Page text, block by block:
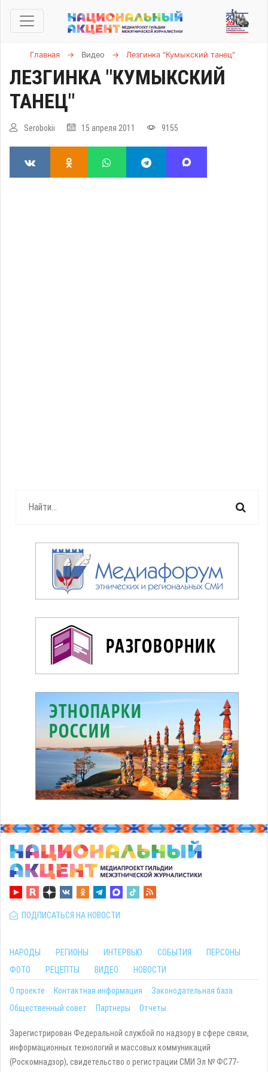
Главная → Видео → Лезгинка "Кумыкский танец"
ЛЕЗГИНКА "КУМЫКСКИЙ
ТАНЕЦ"
Serobokii 15 апреля 2011 9155
ПОДПИСАТЬСЯ НА НОВОСТИ
НАРОДЫ РЕГИОНЫ ИНТЕРВЬЮ СОБЫТИЯ
ПЕРСОНЫ
ФОТО
РЕЦЕПТЫ ВИДЕО НОВОСТИ
О проекте Контактная информация
Законодательная база
Общественный совет
Партнеры Отчеты
Зарегистрирован Федеральной службой по надзору в сфере связи,
информационных технологий и массовых коммуникаций
(Роскомнадзор), свидетельство о регистрации СМИ Эл № ФС77-